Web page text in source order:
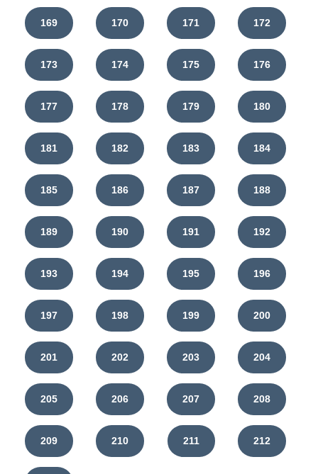
169 170 171 172
173 174 175 176
177 178 179 180
181 182 183 184
185 186 187 188
189 190 191 192
193 194 195 196
197 198 199 200
201 202 203 204
205 206 207 208
209 210 211 212